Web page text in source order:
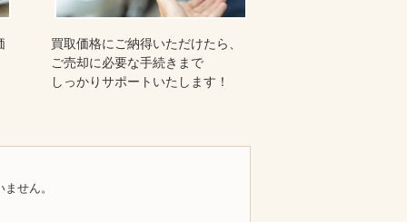
買取価格にご納得いただけたら、
ご売却に必要な手続きまで
しっかりサポートいたします！
せん。